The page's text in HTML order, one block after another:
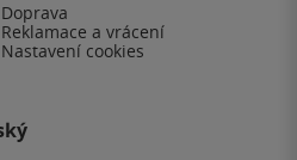
Doprava
Reklamace a vrácení
Nastavení cookies